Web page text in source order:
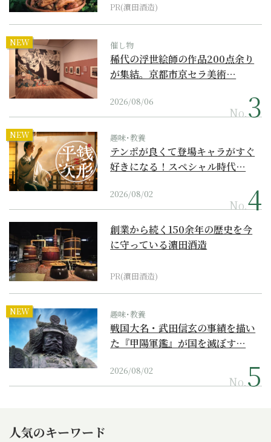
PR(濵田酒造)
NEW 催し物
稀代の浮世絵師の作品200点余り
が集結。京都市京セラ美術…
2026/08/06
No.
NEW 趣味･教養
テンポが良くて登場キャラがすぐ
好きになる！スペシャル時代…
2026/08/02
No.
創業から続く150余年の歴史を今
に守っている濵田酒造
PR(濵田酒造)
NEW 趣味･教養
戦国大名・武田信玄の事績を描い
た『甲陽軍鑑』が国を滅ぼす…
2026/08/02
No.
人気のキーワード